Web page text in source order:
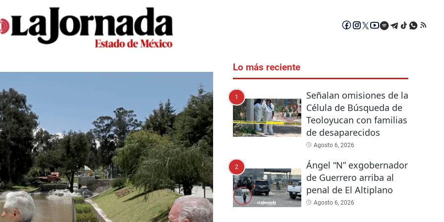
Lo más reciente
1
Señalan omisiones de la
Célula de Búsqueda de
Teoloyucan con familias
de desaparecidos
Agosto 6, 2026
2
Ángel “N” exgobernador
de Guerrero arriba al
penal de El Altiplano
Agosto 6, 2026